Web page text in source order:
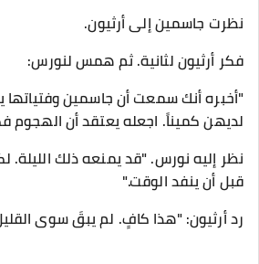
نظرت جاسمين إلى أرثيون.
فكر أرثيون لثانية. ثم همس لنورس:
"أخبره أنك سمعت أن جاسمين وفتياتها
لديهن كميناً. اجعله يعتقد أن الهجوم
نظر إليه نورس. "قد يمنعه ذلك الليلة.
قبل أن ينفد الوقت."
رد أرثيون: "هذا كافٍ. لم يبقَ سوى